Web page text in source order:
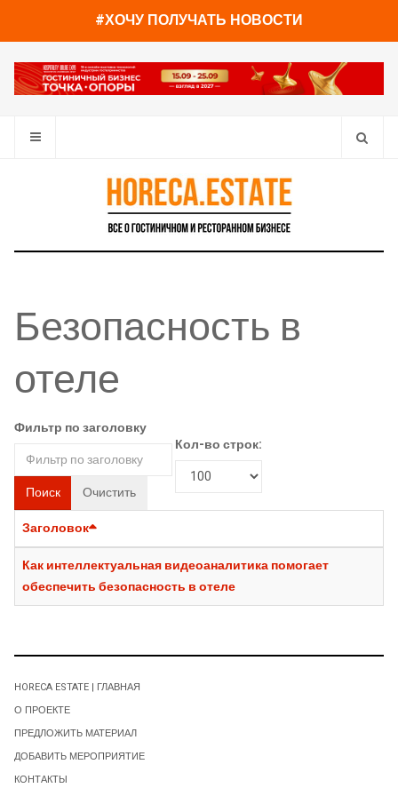
#ХОЧУ ПОЛУЧАТЬ НОВОСТИ
Безопасность в
отеле
Фильтр по заголовку
Поиск Очистить
Кол-во строк:
Заголовок
Как интеллектуальная видеоаналитика помогает
обеспечить безопасность в отеле
HORECA ESTATE | ГЛАВНАЯ
О ПРОЕКТЕ
ПРЕДЛОЖИТЬ МАТЕРИАЛ
ДОБАВИТЬ МЕРОПРИЯТИЕ
КОНТАКТЫ